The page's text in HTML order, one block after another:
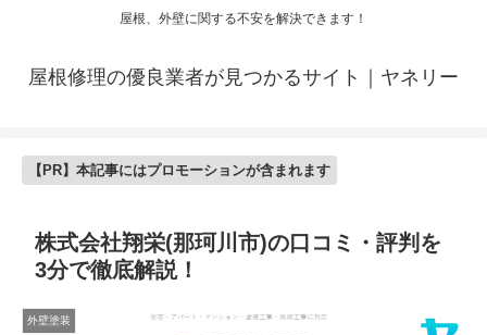
屋根、外壁に関する不安を解決できます！
屋根修理の優良業者が見つかるサイト｜ヤネリー
【PR】本記事にはプロモーションが含まれます
株式会社翔栄(那珂川市)の口コミ・評判を
3分で徹底解説！
外壁塗装